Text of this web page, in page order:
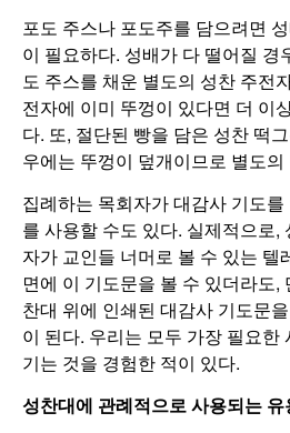
포도 주스나 포도주를 담으려면
이 필요하다. 성배가 다 떨어질 경
도 주스를 채운 별도의 성찬 주전
전자에 이미 뚜껑이 있다면 더 이
다. 또, 절단된 빵을 담은 성찬 떡
우에는 뚜껑이 덮개이므로 별도
집례하는 목회자가 대감사 기도
를 사용할 수도 있다. 실제적으로,
자가 교인들 너머로 볼 수 있는 텔
면에 이 기도문을 볼 수 있더라도,
찬대 위에 인쇄된 대감사 기도문
이 된다. 우리는 모두 가장 필요한
기는 것을 경험한 적이 있다.
성찬대에 관례적으로사용되는 유